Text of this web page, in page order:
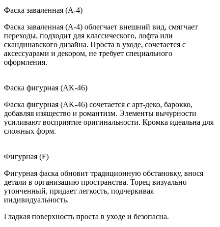
Фаска заваленная (A-4)
Фаска заваленная (A-4) облегчает внешний вид, смягчает
переходы, подходит для классического, лофта или
скандинавского дизайна. Проста в уходе, сочетается с
аксессуарами и декором, не требует специального
оформления.
Фаска фигурная (AK-46)
Фаска фигурная (AK-46) сочетается с арт-деко, барокко,
добавляя изящество и романтизм. Элементы вычурности
усиливают восприятие оригинальности. Кромка идеальна для
сложных форм.
Фигурная (F)
Фигурная фаска обновит традиционную обстановку, внося
детали в организацию пространства. Торец визуально
утонченный, придает легкость, подчеркивая
индивидуальность.
Гладкая поверхность проста в уходе и безопасна.